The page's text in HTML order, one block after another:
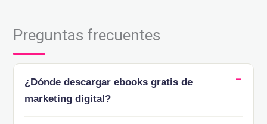
Preguntas frecuentes
¿Dónde descargar ebooks gratis de
marketing digital?